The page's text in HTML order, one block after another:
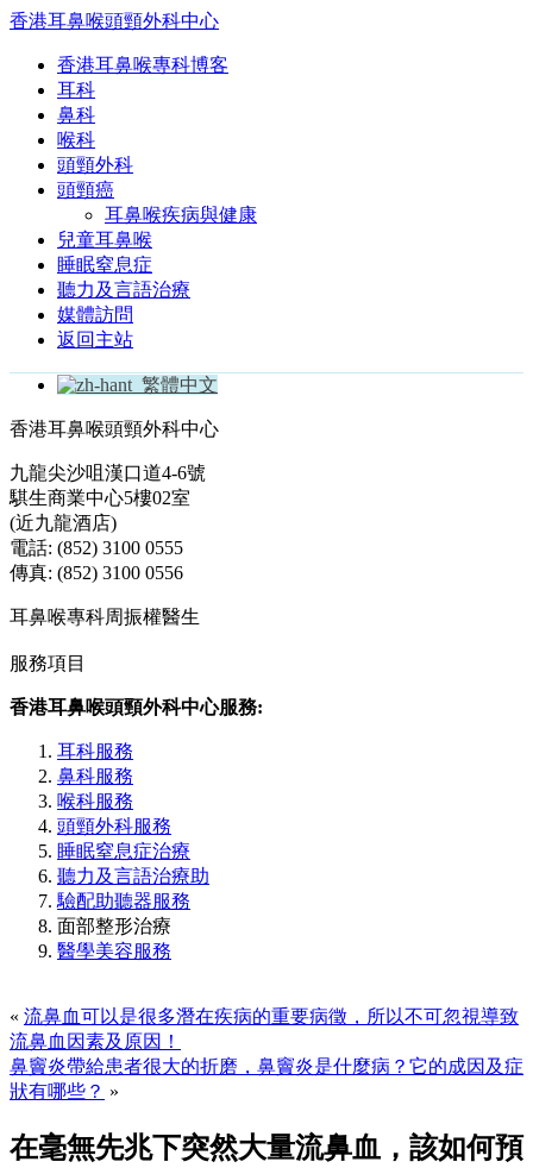
香港耳鼻喉頭頸外科中心
香港耳鼻喉專科博客
耳科
鼻科
喉科
頭頸外科
頭頸癌
耳鼻喉疾病與健康
兒童耳鼻喉
睡眠窒息症
聽力及言語治療
媒體訪問
返回主站
繁體中文
香港耳鼻喉頭頸外科中心
九龍尖沙咀漢口道4-6號
騏生商業中心5樓02室
(近九龍酒店)
電話: (852) 3100 0555
傳真: (852) 3100 0556
耳鼻喉專科周振權醫生
服務項目
香港耳鼻喉頭頸外科中心服務:
耳科服務
鼻科服務
喉科服務
頭頸外科服務
睡眠窒息症治療
聽力及言語治療助
驗配助聽器服務
面部整形治療
醫學美容服務
« 流鼻血可以是很多潛在疾病的重要病徵，所以不可忽視導致
流鼻血因素及原因！
鼻竇炎帶給患者很大的折磨，鼻竇炎是什麼病？它的成因及症
狀有哪些？ »
在毫無先兆下突然大量流鼻血，該如何預